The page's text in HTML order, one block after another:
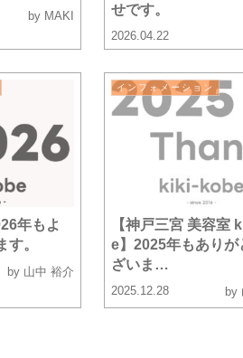
by MAKI
せです。
2026.04.22
年もよ
す。
by 山中 裕介
インフォメーション
【神戸三宮 美容室
e】2025年もありが
ざいま…
2025.12.28 by